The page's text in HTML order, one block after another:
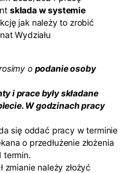
składa w systemie
jak należy to zrobić
Wydziału
o podanie osoby
i prace były składane
W godzinach pracy
się oddać pracy w terminie
o przedłużenie złożenia
termin.
zmianie należy złożyć